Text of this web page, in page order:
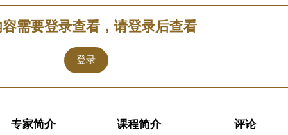
容需要登录查看，请登录后查看
登录
专家简介 课程简介 评论